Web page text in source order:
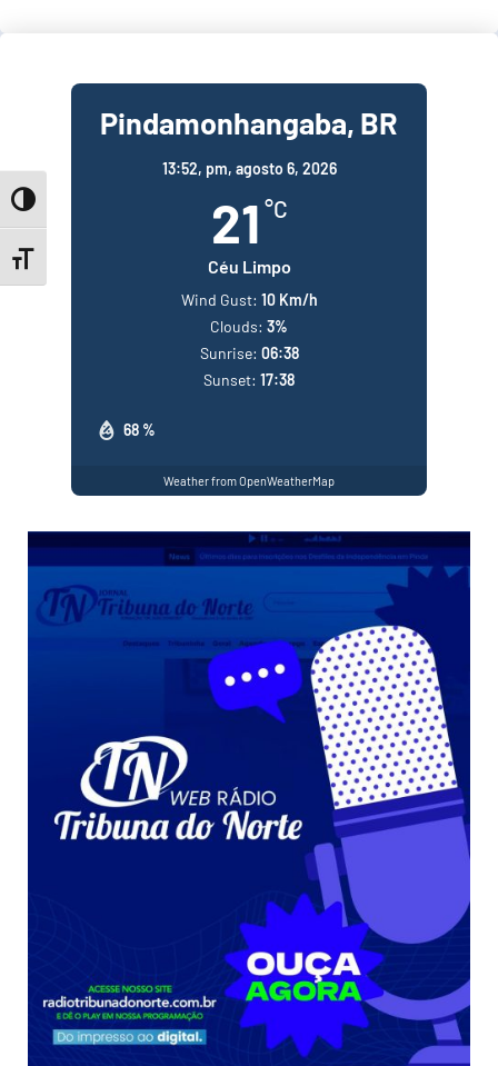
Toggle High Contrast
Toggle Font size
Pindamonhangaba, BR
13:52, pm, agosto 6, 2026
21 °C
Céu Limpo
68 %
Wind Gust: 10 Km/h
Clouds: 3%
Sunrise: 06:38
Sunset: 17:38
Weather from OpenWeatherMap